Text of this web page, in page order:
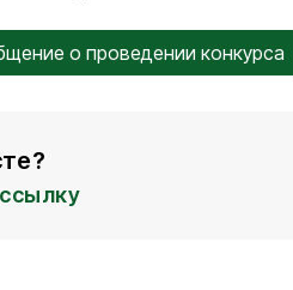
о проведении конкурса
ссылку